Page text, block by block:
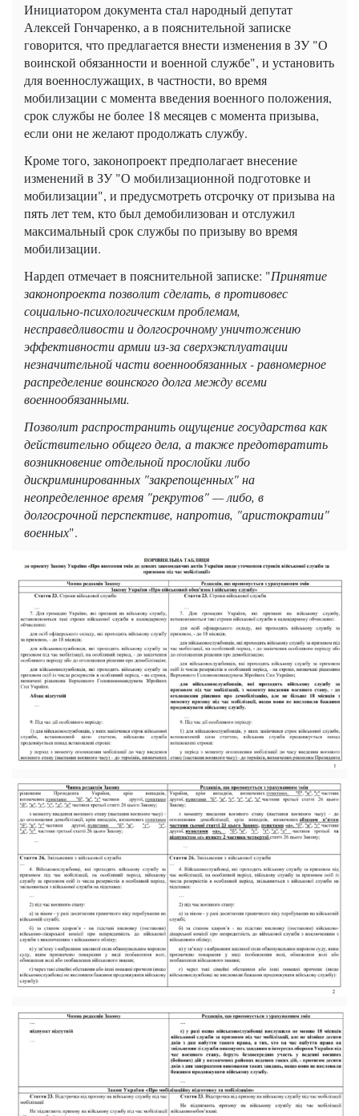
Инициатором документа стал народный депутат
Алексей Гончаренко, а в пояснительной записке
говорится, что предлагается внести изменения в ЗУ "О
воинской обязанности и военной службе", и установить
для военнослужащих, в частности, во время
мобилизации с момента введения военного положения,
срок службы не более 18 месяцев с момента призыва,
если они не желают продолжать службу.
Кроме того, законопроект предполагает внесение
изменений в ЗУ "О мобилизационной подготовке и
мобилизации", и предусмотреть отсрочку от призыва на
пять лет тем, кто был демобилизован и отслужил
максимальный срок службы по призыву во время
мобилизации.
Нардеп отмечает в пояснительной записке: "Принятие
законопроекта позволит сделать, в противовес
социально-психологическим проблемам,
несправедливости и долгосрочному уничтожению
эффективности армии из-за сверхэксплуатации
незначительной части военнообязанных - равномерное
распределение воинского долга между всеми
военнообязанными.
Позволит распространить ощущение государства как
действительно общего дела, а также предотвратить
возникновение отдельной прослойки либо
дискриминированных "закрепощенных" на
неопределенное время "рекрутов" — либо, в
долгосрочной перспективе, напротив, "аристократии"
военных".